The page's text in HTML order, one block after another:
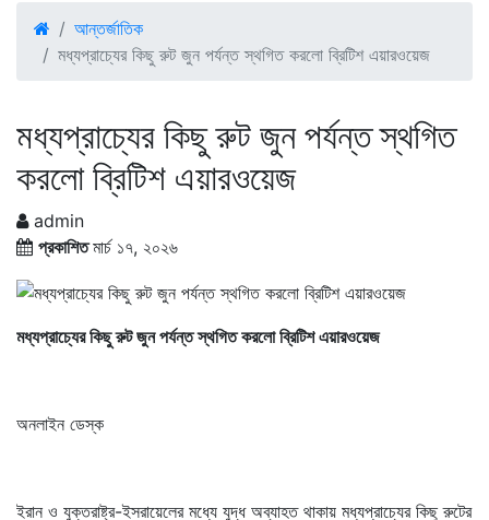
আন্তর্জাতিক
মধ্যপ্রাচ্যের কিছু রুট জুন পর্যন্ত স্থগিত করলো ব্রিটিশ এয়ারওয়েজ
মধ্যপ্রাচ্যের কিছু রুট জুন পর্যন্ত স্থগিত
করলো ব্রিটিশ এয়ারওয়েজ
admin
প্রকাশিতমার্চ ১৭, ২০২৬
মধ্যপ্রাচ্যের কিছু রুট জুন পর্যন্ত স্থগিত করলো ব্রিটিশ এয়ারওয়েজ
অনলাইন ডেস্ক
ইরান ও যুক্তরাষ্ট্র-ইসরায়েলের মধ্যে যুদ্ধ অব্যাহত থাকায় মধ্যপ্রাচ্যের কিছু রুটের